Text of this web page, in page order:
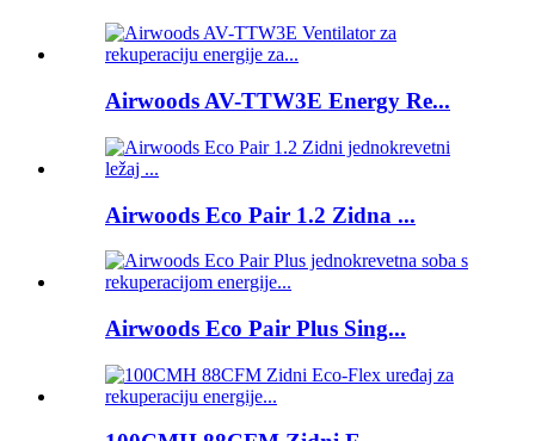
Airwoods AV-TTW3E Energy Re...
Airwoods Eco Pair 1.2 Zidna ...
Airwoods Eco Pair Plus Sing...